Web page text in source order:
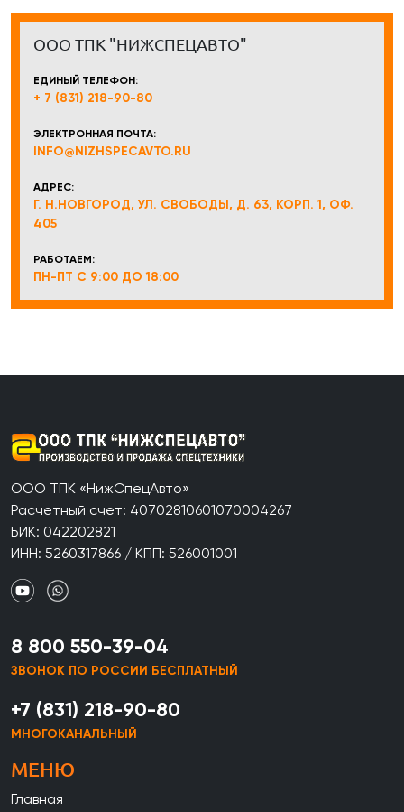
ООО ТПК "НИЖСПЕЦАВТО"
ЕДИНЫЙ ТЕЛЕФОН:
+ 7 (831) 218-90-80
ЭЛЕКТРОННАЯ ПОЧТА:
INFO@NIZHSPECAVTO.RU
АДРЕС:
Г. Н.НОВГОРОД, УЛ. СВОБОДЫ, Д. 63, КОРП. 1, ОФ.
405
РАБОТАЕМ:
ПН-ПТ С 9:00 ДО 18:00
ООО ТПК «НижСпецАвто»
Расчетный счет: 40702810601070004267
БИК: 042202821
ИНН: 5260317866 / КПП: 526001001
8 800 550-39-04
ЗВОНОК ПО РОССИИ БЕСПЛАТНЫЙ
+7 (831) 218-90-80
МНОГОКАНАЛЬНЫЙ
МЕНЮ
Главная